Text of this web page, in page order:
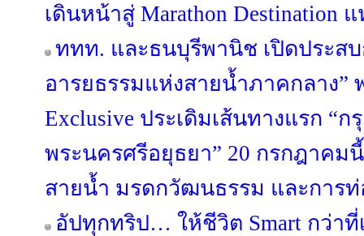
เดินหน้าสู่ Marathon Destination แ
ททท. และธนบุรีพานิช เปิดประสบ
อารยธรรมแห่งสายน้ำภาคกลาง”
Exclusive ประเดิมเส้นทางแรก “ก
พระนครศรีอยุธยา” 20 กรกฎาคม
สายน้ำ มรดกวัฒนธรรม และการท่
อัปทุกทริป… ให้ชีวิต Smart กว่าที่